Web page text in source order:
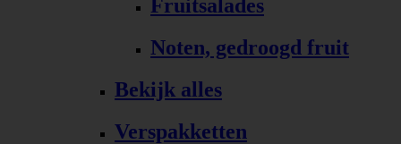
Fruitsalades
Noten, gedroogd fruit
Bekijk alles
Verspakketten